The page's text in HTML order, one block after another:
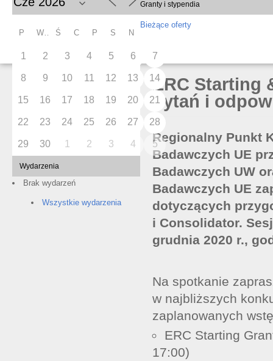
P Ś C P S N
1 2 3 4 5 6 7
8 9 10 11 12 13 14
15 16 17 18 19 20 21
22 23 24 25 26 27 28
29 30 1 2 3 4 5
Wydarzenia
Brak wydarzeń
Wszystkie wydarzenia
Granty i stypendia
Bieżące oferty
ERC Starting
pytań i
Regionalny Punkt
Badawczych UE
Badawczych UW
Badawczych UE
dotyczących
i Consolidator.
grudnia 2020 r.,
Na spotkanie
w najbliższych
zaplanowanych
ERC Starting
17:00)